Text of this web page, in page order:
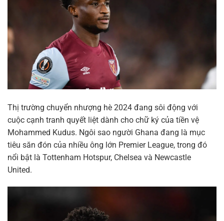
Thị trường chuyển nhượng hè 2024 đang sôi động với
cuộc cạnh tranh quyết liệt dành cho chữ ký của tiền vệ
Mohammed Kudus. Ngôi sao người Ghana đang là mục
tiêu săn đón của nhiều ông lớn Premier League, trong đó
nổi bật là Tottenham Hotspur, Chelsea và Newcastle
United.